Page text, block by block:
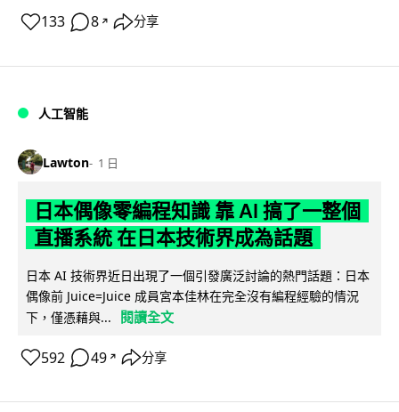
133 8 ↗ 分享
人工智能
Lawton 1 日
日本偶像零編程知識 靠 AI 搞了一整個
直播系統 在日本技術界成為話題
日本 AI 技術界近日出現了一個引發廣泛討論的熱門話題：日本
偶像前 Juice=Juice 成員宮本佳林在完全沒有編程經驗的情況
下，僅憑藉與...
閱讀全文
592 49 ↗ 分享